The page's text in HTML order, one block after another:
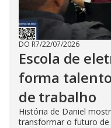
DO R7/22/07/2026
Escola de
forma
de trabalho
História de Daniel
transformar o futuro